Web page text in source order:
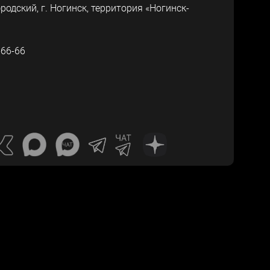
г. Ногинск, территория «Ногинск-
66